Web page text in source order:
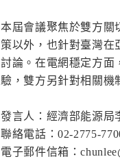
本屆會議聚焦於雙方關
策以外，也針對臺灣在
討論。在電網穩定方面
驗，雙方另針對相關機
發言人：經濟部能源局
聯絡電話：02-2775-
電子郵件信箱：